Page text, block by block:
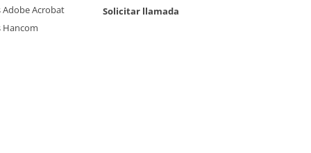
Adobe Acrobat
Hancom
Solicitar llamada